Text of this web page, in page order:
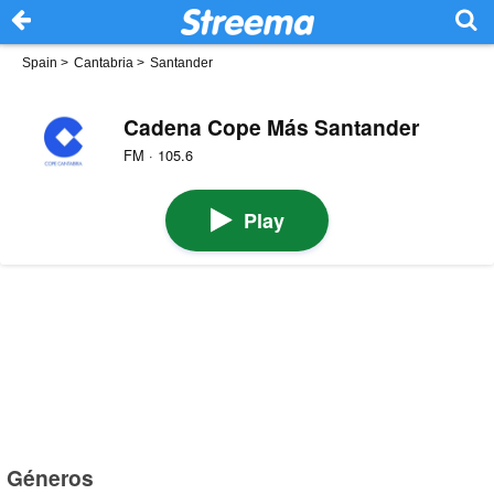
Spain > Cantabria > Santander
Cadena Cope Más Santander
FM · 105.6
Play
Géneros